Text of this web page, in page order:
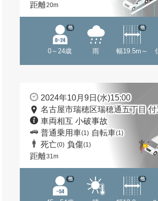
距離20m
0～24歳
他
雨 幅19.5m～
他
2024年10月9日(水)15:00
名古屋市瑞穂区瑞穂通五丁目 付
車両相互 小破事故
普通乗用車(1) 自転車(1)
死亡(0) 負傷(1)
距離31m
他 他